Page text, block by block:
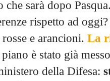
sarà dopo
rispetto ad
e arancioni. La
è stato già
della Difesa: